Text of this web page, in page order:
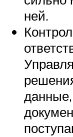
ней.